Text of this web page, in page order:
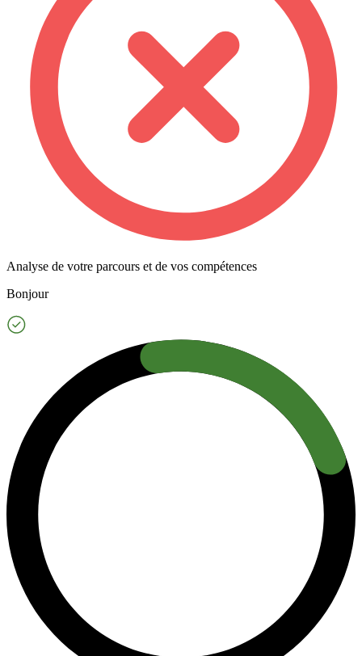
Analyse de votre parcours et de vos compétences
Bonjour